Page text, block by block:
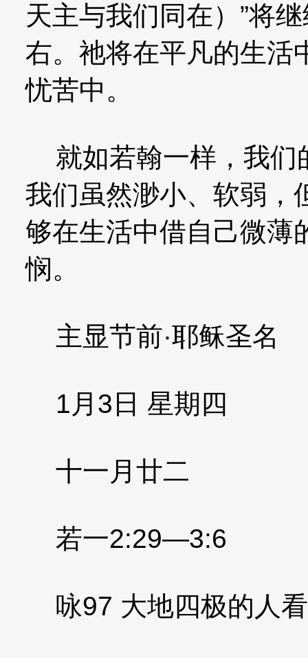
天主与我们同在）”将
右。祂将在平凡的生活
忧苦中。
就如若翰一样，我们
我们虽然渺小、软弱，
够在生活中借自己微薄
悯。
主显节前·耶稣圣名
1月3日 星期四
十一月廿二
若一2:29—3:6
咏97 大地四极的人